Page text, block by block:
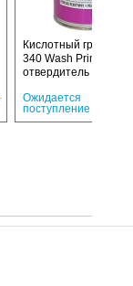
Кислотный грунт
340 Wash Primer
отвердитель 200мл
Ожидается
поступление